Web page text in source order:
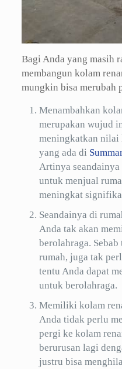
Bagi Anda yang masih
membangun kolam
mungkin bisa merubah
Menambahkan
merupakan wujud
meningkatkan nilai
yang ada di
Artinya
untuk menjual
meningkat
Seandainya di
Anda tak akan
berolahraga.
rumah, juga tak
tentu Anda dapat
untuk berolahraga.
Memiliki kolam
Anda tidak perlu
pergi ke kolam
berurusan lagi
justru bisa